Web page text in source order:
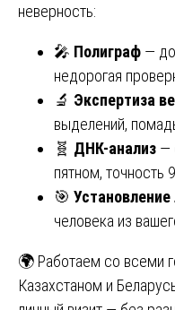
неверность:
🎤 Полиграф —
недорогая
🔬 Экспертиза
выделений,
🧬 ДНК-анализ —
пятном, точность
🎯 Установление
человека из
🌍 Работаем со всеми
Казахстаном и